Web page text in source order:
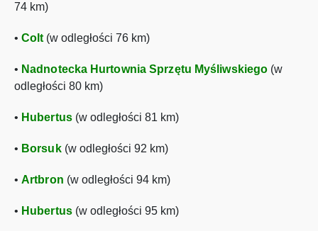
74 km)
• Colt (w odległości 76 km)
• Nadnotecka Hurtownia Sprzętu Myśliwskiego (w
odległości 80 km)
• Hubertus(w odległości 81 km)
• Borsuk(w odległości 92 km)
• Artbron (w odległości 94 km)
• Hubertus(w odległości 95 km)